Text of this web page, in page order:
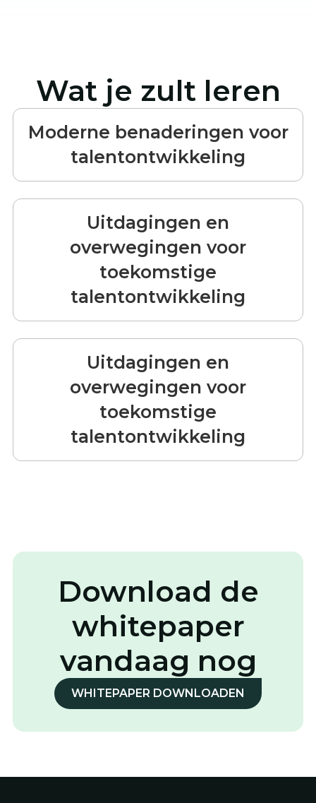
Wat je zult leren
Moderne benaderingen voor
talentontwikkeling
Uitdagingen en
overwegingen voor
toekomstige
talentontwikkeling
Uitdagingen en
overwegingen voor
toekomstige
talentontwikkeling
Download de
whitepaper
vandaag nog
WHITEPAPER DOWNLOADEN